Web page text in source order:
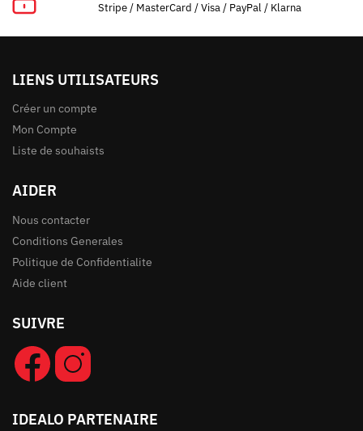
Stripe / MasterCard / Visa / PayPal / Klarna
LIENS UTILISATEURS
Créer un compte
Mon Compte
Liste de souhaists
AIDER
Nous contacter
Conditions Generales
Politique de Confidentialite
Aide client
SUIVRE
IDEALO PARTENAIRE